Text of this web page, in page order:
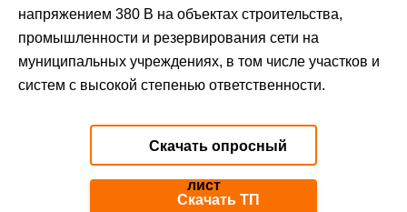
напряжением 380 В на объектах строительства,
промышленности и резервирования сети на
муниципальных учреждениях, в том числе участков и
систем с высокой степенью ответственности.
Скачать опросный
лист
Скачать ТП